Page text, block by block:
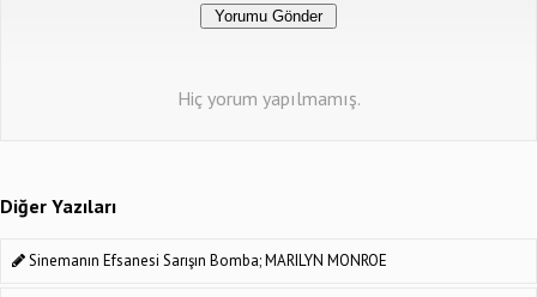
Hiç yorum yapılmamış.
Diğer Yazıları
Sinemanın Efsanesi Sarışın Bomba; MARILYN MONROE